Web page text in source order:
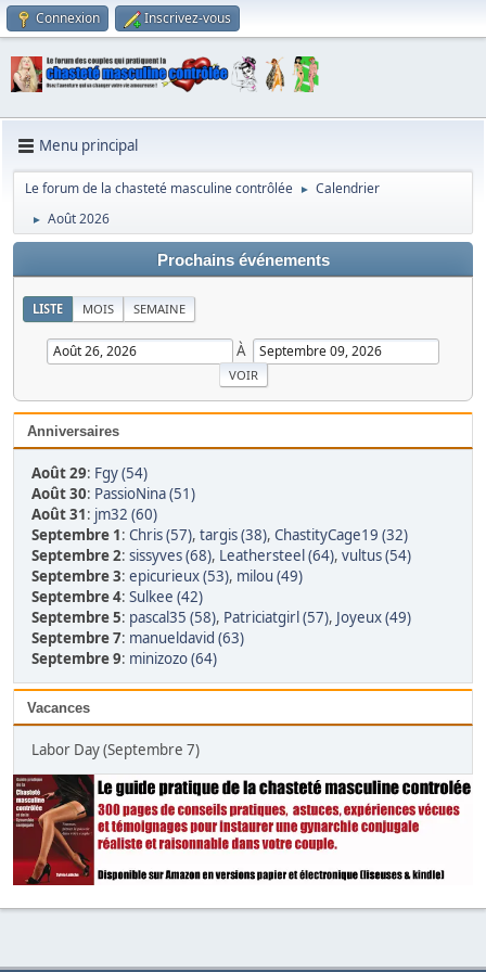
Connexion Inscrivez-vous
Menu principal
Le forum de la chasteté masculine contrôlée ► Calendrier
► Août 2026
Prochains événements
LISTE MOIS SEMAINE
À
Anniversaires
Août 29: Fgy (54)
Août 30: PassioNina (51)
Août 31: jm32 (60)
Septembre 1: Chris (57), targis (38), ChastityCage19 (32)
Septembre 2: sissyves (68), Leathersteel (64), vultus (54)
Septembre 3: epicurieux (53), milou (49)
Septembre 4: Sulkee (42)
Septembre 5: pascal35 (58), Patriciatgirl (57), Joyeux (49)
Septembre 7: manueldavid (63)
Septembre 9: minizozo (64)
Vacances
Labor Day (Septembre 7)